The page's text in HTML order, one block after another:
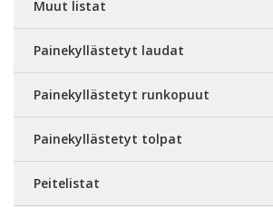
Muut listat
Painekyllästetyt laudat
Painekyllästetyt runkopuut
Painekyllästetyt tolpat
Peitelistat